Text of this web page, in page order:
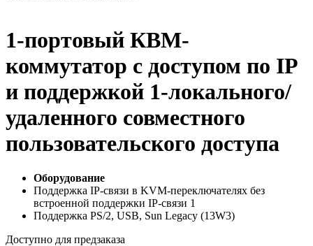
1-портовый КВМ-
коммутатор с доступом по IP
и поддержкой 1-локального/
удаленного совместного
пользовательского доступа
Оборудование
Поддержка IP-связи в KVM-переключателях без
встроенной поддержки IP-связи 1
Поддержка PS/2, USB, Sun Legacy (13W3)
Доступно для предзаказа